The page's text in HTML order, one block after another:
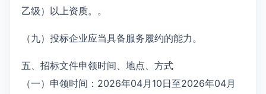
乙级）以上资质。。
（九）投标企业应当具备服务履约的能力。
五、招标文件申领时间、地点、方式
（一）申领时间：2026年04月10日至2026年04月